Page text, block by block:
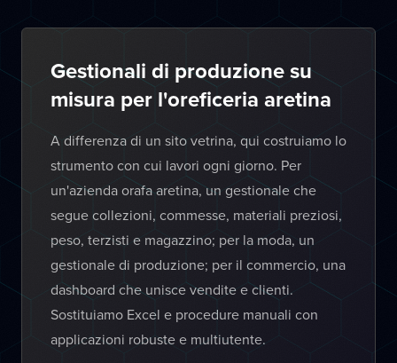
Gestionali di produzione su
misura per l'oreficeria aretina
A differenza di un sito vetrina, qui costruiamo lo
strumento con cui lavori ogni giorno. Per
un'azienda orafa aretina, un gestionale che
segue collezioni, commesse, materiali preziosi,
peso, terzisti e magazzino; per la moda, un
gestionale di produzione; per il commercio, una
dashboard che unisce vendite e clienti.
Sostituiamo Excel e procedure manuali con
applicazioni robuste e multiutente.